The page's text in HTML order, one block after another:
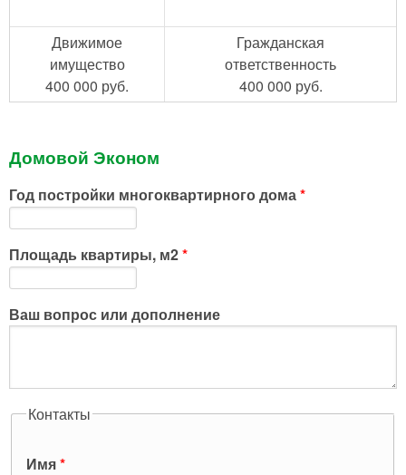
Движимое
имущество
400 000 руб.
Гражданская
ответственность
400 000 руб.
Домовой Эконом
Год постройки многоквартирного дома*
Площадь квартиры, м2*
Ваш вопрос или дополнение
Контакты
Имя*